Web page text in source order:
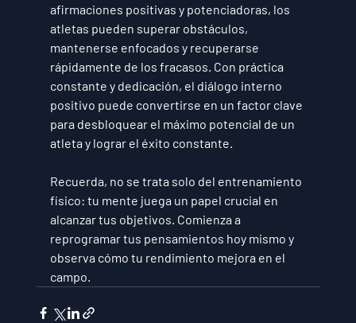
afirmaciones positivas y potenciadoras, los
atletas pueden superar obstáculos,
mantenerse enfocados y recuperarse
rápidamente de los fracasos. Con práctica
constante y dedicación, el diálogo interno
positivo puede convertirse en un factor clave
para desbloquear el máximo potencial de un
atleta y lograr el éxito constante.
Recuerda, no se trata solo del entrenamiento
físico: tu mente juega un papel crucial en
alcanzar tus objetivos. Comienza a
reprogramar tus pensamientos hoy mismo y
observa cómo tu rendimiento mejora en el
campo.